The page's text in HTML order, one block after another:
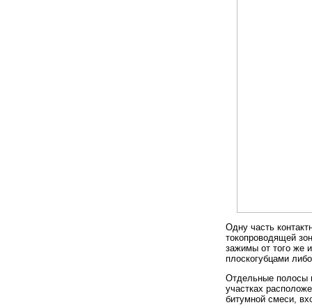
Одну часть
токопроводящей
зажимы от того же
плоскогубцами
Отдельные полосы
участках
битумной смеси,